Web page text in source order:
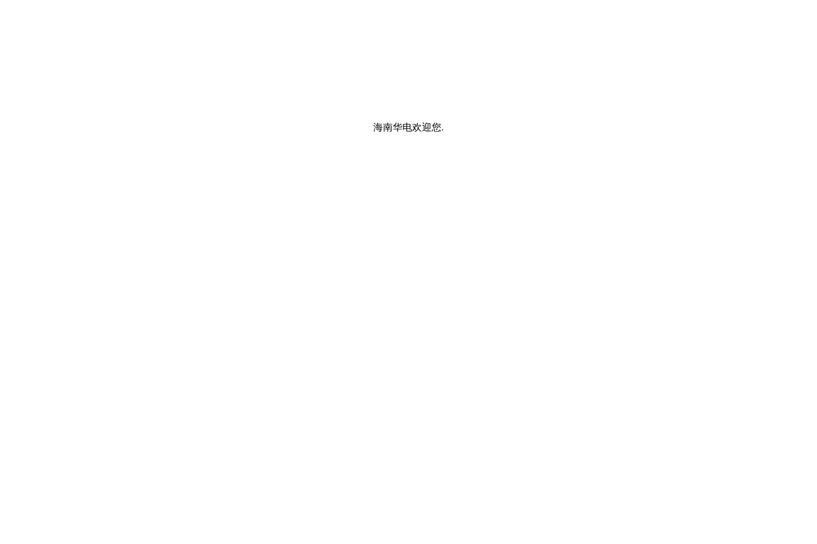
海南华电欢迎您.